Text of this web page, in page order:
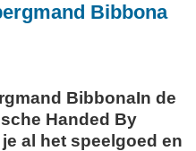
Bibbona
BibbonaIn de
Handed By
al het speelgoed en